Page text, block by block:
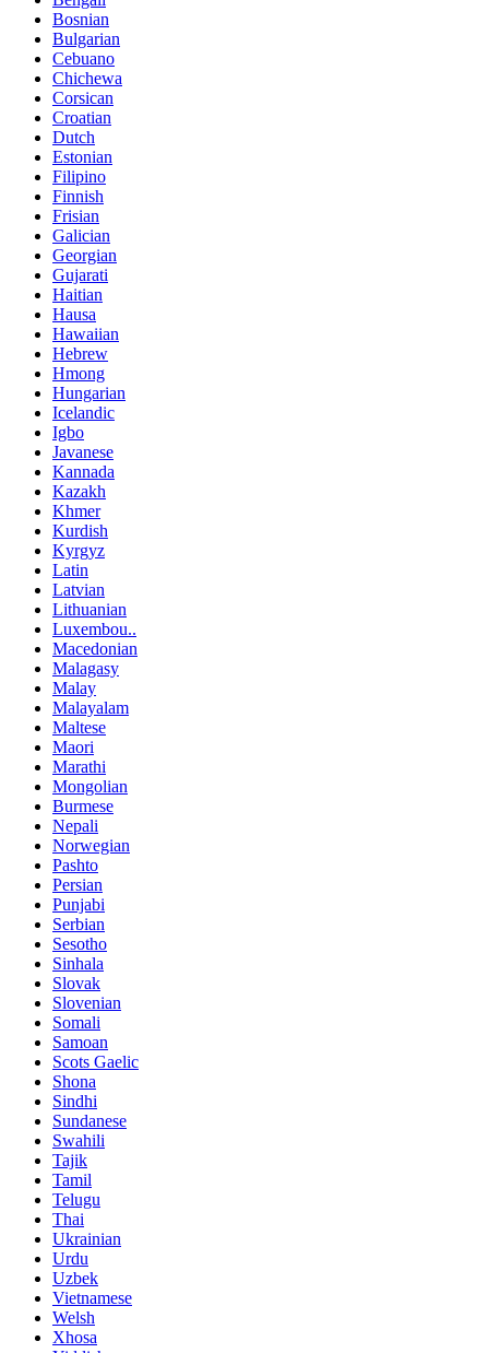
Bosnian
Bulgarian
Cebuano
Chichewa
Corsican
Croatian
Dutch
Estonian
Filipino
Finnish
Frisian
Galician
Georgian
Gujarati
Haitian
Hausa
Hawaiian
Hebrew
Hmong
Hungarian
Icelandic
Igbo
Javanese
Kannada
Kazakh
Khmer
Kurdish
Kyrgyz
Latin
Latvian
Lithuanian
Luxembou..
Macedonian
Malagasy
Malay
Malayalam
Maltese
Maori
Marathi
Mongolian
Burmese
Nepali
Norwegian
Pashto
Persian
Punjabi
Serbian
Sesotho
Sinhala
Slovak
Slovenian
Somali
Samoan
Scots Gaelic
Shona
Sindhi
Sundanese
Swahili
Tajik
Tamil
Telugu
Thai
Ukrainian
Urdu
Uzbek
Vietnamese
Welsh
Xhosa